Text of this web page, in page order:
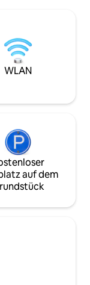
erwarten Sie 34
insgesamt 775
you see is what you
experience the
WLAN
auf dem